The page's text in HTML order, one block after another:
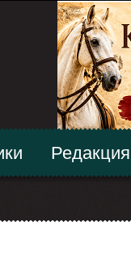
Редакция